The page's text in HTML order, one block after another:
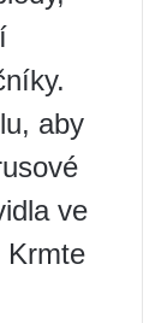
aby
ve
Krmte